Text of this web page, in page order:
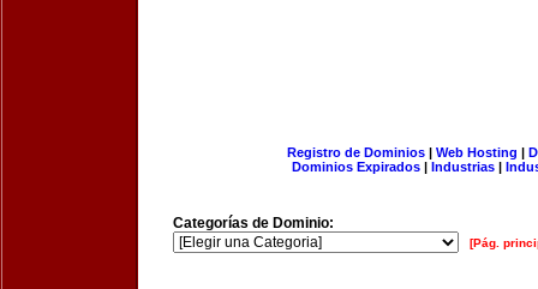
Registro de Dominios| Web Hosting |
Dominios Expirados | Industrias |
Categorías de Dominio:
[Pág.